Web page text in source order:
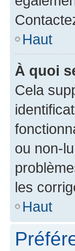
Haut
À quoi
Cela
ou non-
les
Haut